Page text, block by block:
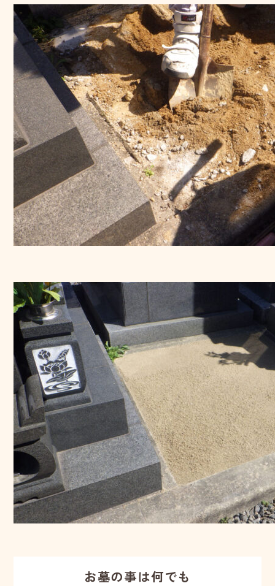
お墓の事は何でも